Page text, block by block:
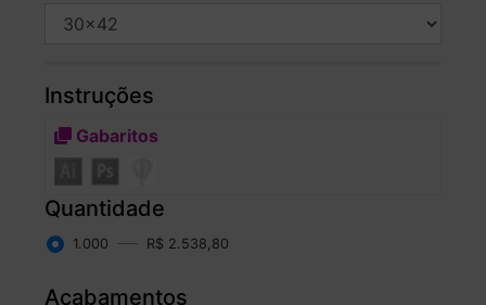
Instruções
Gabaritos
Quantidade
1.000 R$ 2.538,80
Acabamentos